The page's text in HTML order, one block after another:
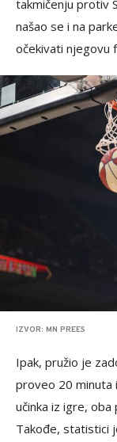
takmičenju protiv
našao se i na
očekivati njegovu
IZVOR: MN PREES
Ipak, pružio je
proveo 20 minuta
učinka iz igre,
Takođe, statistici